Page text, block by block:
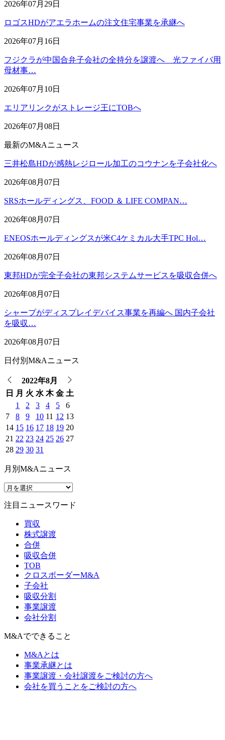
2026年07月29日
ロゴスHDがアエラホームの注文住宅事業を承継へ
2026年07月16日
フジクラが中国合弁子会社の全持分を譲渡へ 光ファイバ用
母材事…
2026年07月10日
エリアリンクがストレージ王にTOBへ
2026年07月08日
最新のM&Aニュース
三井松島HDが感熱レジロール加工のコウナンを子会社化へ
2026年08月07日
SRSホールディングス、FOOD ＆ LIFE COMPAN…
2026年08月07日
ENEOSホールディングスが米C4ケミカル大手TPC Hol…
2026年08月07日
東邦HDが完全子会社の東邦システムサービスを吸収合併へ
2026年08月07日
シャープがディスプレイデバイス事業を再編へ 国内子会社
を吸収…
2026年08月07日
日付別M&Aニュース
2022年8月
日
月 火 水 木 金 土
1
2 3 4 5
6
7
8 9 10 11 12 13
14 15 16 17 18 19 20
21 22 23 24 25 26 27
28 29 30 31
月別M&Aニュース
注目ニュースワード
買収
株式譲渡
合併
吸収合併
TOB
クロスボーダーM&A
子会社
吸収分割
事業譲渡
会社分割
M&Aでできること
M&Aとは
事業承継とは
事業譲渡・会社譲渡をご検討の方へ
会社を買うことをご検討の方へ